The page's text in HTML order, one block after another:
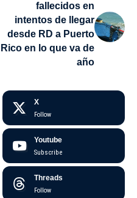
fallecidos en
intentos de llegar
desde RD a Puerto
Rico en lo que va de
año
X
Follow
Youtube
Subscribe
Threads
Follow